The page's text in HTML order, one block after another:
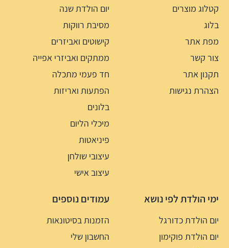
קטלוג מוצרים
בלוג
מפת אתר
צור קשר
תקנון אתר
הצהרת נגישות
יום הולדת שנה
מסיבת רווקות
קישוטים ואביזרים
ממתקים ואביזרי אפייה
חד פעמי מתכלה
הפתעות ואריזות
בלונים
מיכלי הליום
פיניאטות
עיצובי שולחן
עיצוב אישי
ימי הולדת לפי נושא
יום הולדת כדורגל
יום הולדת פוקימון
עמודים נוספים
הזמנות בסיטונאות
החשבון שלי